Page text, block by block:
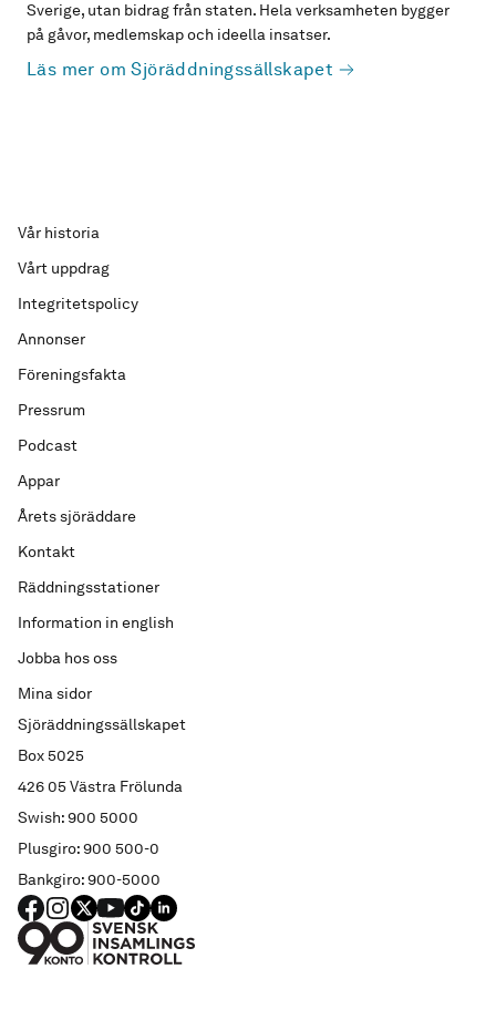
Sverige, utan bidrag från staten. Hela verksamheten bygger
på gåvor, medlemskap och ideella insatser.
Läs mer om Sjöräddningssällskapet
Sjöräddningssällskapet
Box 5025
426 05 Västra Frölunda
Swish: 900 5000
Plusgiro: 900 500-0
Bankgiro: 900-5000
Vår historia
Vårt uppdrag
Integritetspolicy
Annonser
Föreningsfakta
Pressrum
Podcast
Appar
Årets sjöräddare
Kontakt
Räddningsstationer
Information in english
Jobba hos oss
Mina sidor
FACEBOOK
Instagram
X YouTube
TIKTOKLINKED IN